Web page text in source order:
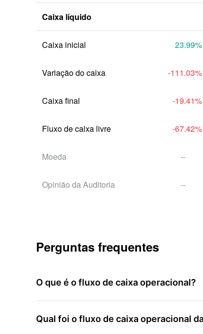
Caixa líquido
Caixa inicial 23.99%
Variação do caixa -111.03%
Caixa final -19.41%
Fluxo de caixa livre -67.42%
Moeda --
Opinião da Auditoria --
Perguntas frequentes
O que é o fluxo de caixa operacional?
Qual foi o fluxo de caixa operacional